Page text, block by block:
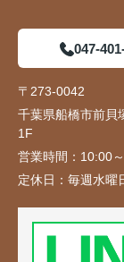
047-
〒273-0042
千葉県船橋市前貝
1F
営業時間： 10:00
定休日： 毎週水曜